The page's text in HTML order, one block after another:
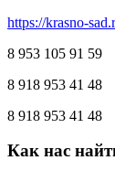
https://krasno-
8 953 105 91 59
8 918 953 41 48
8 918 953 41 48
Как нас